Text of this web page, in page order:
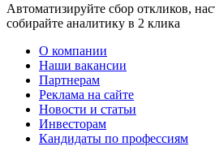
Автоматизируйте сбор откликов,
собирайте аналитику в 2 клика
О компании
Наши вакансии
Партнерам
Реклама на сайте
Новости и статьи
Инвесторам
Кандидаты по профессиям